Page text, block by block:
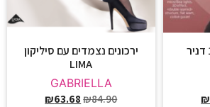
גרביונים עבים 150 דניר
₪
ירכונים נצמדים עם סיליקון
LIMA
GABRIELLA
₪84.90
₪63.68